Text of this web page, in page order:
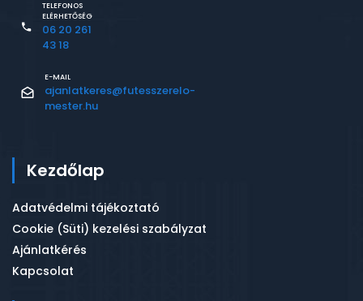
TELEFONOS
ELÉRHETŐSÉG
06 20 261
43 18
E-MAIL
ajanlatkeres@futesszerelo-
mester.hu
Kezdőlap
Adatvédelmi tájékoztató
Cookie (Süti) kezelési szabályzat
Ajánlatkérés
Kapcsolat